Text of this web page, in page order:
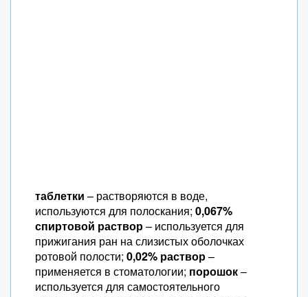
таблетки – растворяются в воде,
используются для полоскания; 0,067%
спиртовой раствор– используется для
прижигания ран на слизистых оболочках
ротовой полости; 0,02% раствор–
применяется в стоматологии; порошок–
используется для самостоятельного